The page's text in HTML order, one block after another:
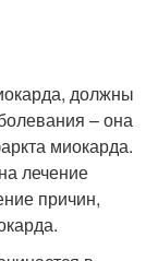
должны
– она
миокарда.
лечение
причин,